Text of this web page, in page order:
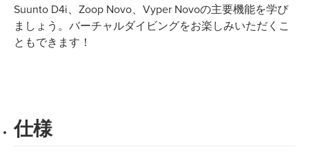
Suunto D4i、Zoop Novo、Vyper Novoの主要機能を学び
ましょう。バーチャルダイビングをお楽しみいただくこ
ともできます！
仕様